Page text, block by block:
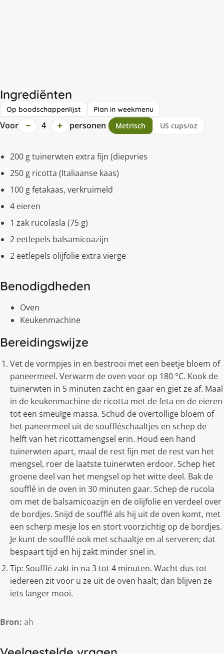
Ingrediënten
Op boodschappenlijst Plan in weekmenu
Voor − 4 + personen Metrisch US cups/oz
200 g tuinerwten extra fijn (diepvries
250 g ricotta (Italiaanse kaas)
100 g fetakaas, verkruimeld
4 eieren
1 zak rucolasla (75 g)
2 eetlepels balsamicoazijn
2 eetlepels olijfolie extra vierge
Benodigdheden
Oven
Keukenmachine
Bereidingswijze
Vet de vormpjes in en bestrooi met een beetje bloem of
paneermeel. Verwarm de oven voor op 180 °C. Kook de
tuinerwten in 5 minuten zacht en gaar en giet ze af. Maal
in de keukenmachine de ricotta met de feta en de eieren
tot een smeuïge massa. Schud de overtollige bloem of
het paneermeel uit de souffléschaaltjes en schep de
helft van het ricottamengsel erin. Houd een hand
tuinerwten apart, maal de rest fijn met de rest van het
mengsel, roer de laatste tuinerwten erdoor. Schep het
groene deel van het mengsel op het witte deel. Bak de
soufflé in de oven in 30 minuten gaar. Schep de rucola
om met de balsamicoazijn en de olijfolie en verdeel over
de bordjes. Snijd de soufflé als hij uit de oven komt, met
een scherp mesje los en stort voorzichtig op de bordjes.
Je kunt de soufflé ook met schaaltje en al serveren; dat
bespaart tijd en hij zakt minder snel in.
Tip: Soufflé zakt in na 3 tot 4 minuten. Wacht dus tot
iedereen zit voor u ze uit de oven haalt; dan blijven ze
iets langer mooi.
Bron: ah